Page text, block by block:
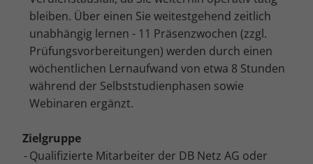
bleiben. Über einen Sie weitestgehend zeitlich
unabhängig lernen - 11 Präsenzwochen (zzgl.
Prüfungsvorbereitungen) werden durch einen
wöchentlichen Lernaufwand von etwa 8 Stunden
während der Selbststudienphasen sowie
Webinaren ergänzt.
Zielgruppe
Qualifizierte Mitarbeiter der DB Netz AG oder
Datenschutzerklärung Impressum